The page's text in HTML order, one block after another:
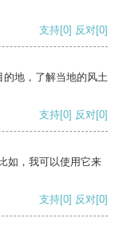
支持[0] 反对[0]
地，了解当地的风土
支持[0] 反对[0]
如，我可以使用它来
支持[0] 反对[0]